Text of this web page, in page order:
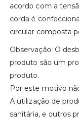
acordo com a
corda é
circular composta
Observação: O
produto são um
produto.
Por este motivo
A utilização de
sanitária, e outros